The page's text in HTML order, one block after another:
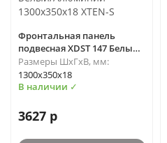
Фронтальная панель
подвесная XDST 147 Белый/
Алюминий 1300х350х18
XTEN-S
Размеры ШхГхВ, мм:
1300х350х18
В наличии ✓
3627 р